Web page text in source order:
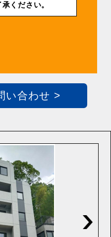
ください。
い合わせ >